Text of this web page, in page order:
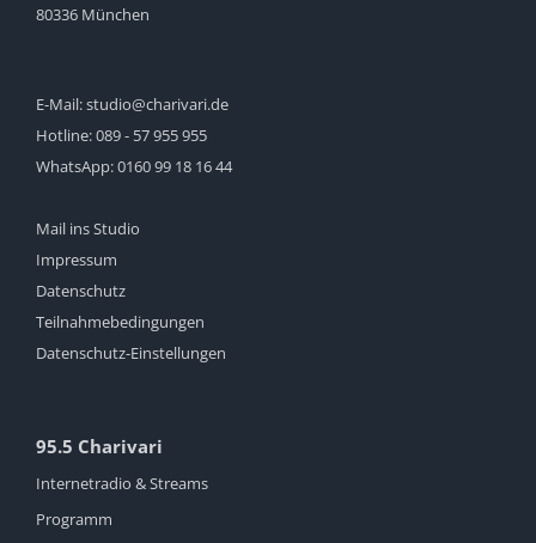
80336 München
E-Mail:studio@charivari.de
Hotline:089 - 57 955 955
WhatsApp:0160 99 18 16 44
Mail ins Studio
Impressum
Datenschutz
Teilnahmebedingungen
Datenschutz-Einstellungen
95.5 Charivari
Internetradio & Streams
Programm